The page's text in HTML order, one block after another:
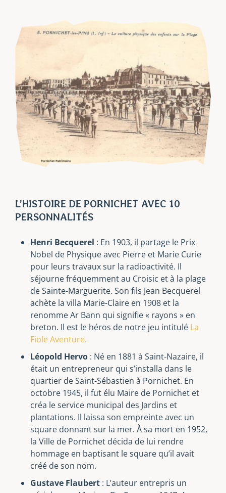
L’HISTOIRE DE PORNICHET AVEC 10
PERSONNALITÉS
Henri Becquerel : En 1903, il partage le Prix
Nobel de Physique avec Pierre et Marie Curie
pour leurs travaux sur la radioactivité. Il
séjourne fréquemment au Croisic et à la plage
de Sainte-Marguerite. Son fils Jean Becquerel
achète la villa Marie-Claire en 1908 et la
renomme Ar Bann qui signifie « rayons » en
breton. Il est le héros de notre jeu intitulé La
Fiole Aventure.
Léopold Hervo : Né en 1881 à Saint-Nazaire, il
était un entrepreneur qui s’installa dans le
quartier de Saint-Sébastien à Pornichet. En
octobre 1945, il fut élu Maire de Pornichet et
créa le service municipal des Jardins et
plantations. Il laissa son empreinte avec un
square donnant sur la mer. À sa mort en 1952,
la Ville de Pornichet décida de lui rendre
hommage en baptisant le square qu’il avait
créé de son nom.
Gustave Flaubert : L’auteur entrepris un